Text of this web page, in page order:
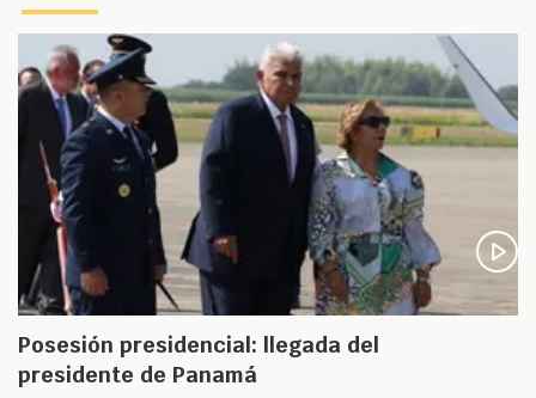
Posesión presidencial: llegada del
presidente de Panamá